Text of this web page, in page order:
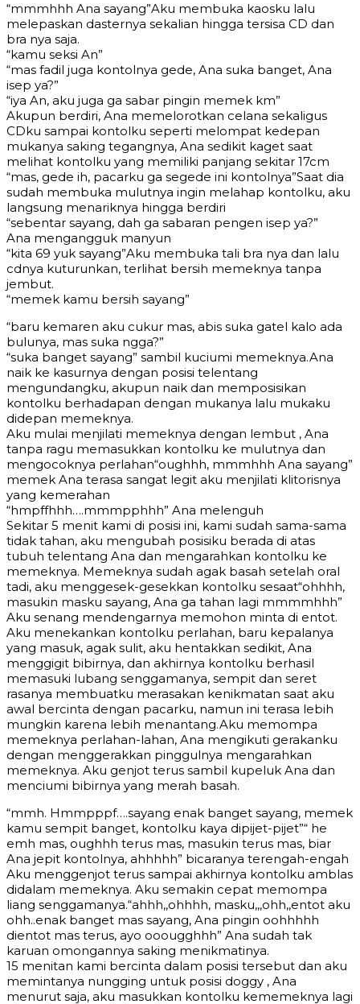
“mmmhhh Ana sayang”Aku membuka kaosku lalu
melepaskan dasternya sekalian hingga tersisa CD dan
bra nya saja.
“kamu seksi An”
“mas fadil juga kontolnya gede, Ana suka banget, Ana
isep ya?”
“iya An, aku juga ga sabar pingin memek km”
Akupun berdiri, Ana memelorotkan celana sekaligus
CDku sampai kontolku seperti melompat kedepan
mukanya saking tegangnya, Ana sedikit kaget saat
melihat kontolku yang memiliki panjang sekitar 17cm
“mas, gede ih, pacarku ga segede ini kontolnya”Saat dia
sudah membuka mulutnya ingin melahap kontolku, aku
langsung menariknya hingga berdiri
“sebentar sayang, dah ga sabaran pengen isep ya?”
Ana mengangguk manyun
“kita 69 yuk sayang”Aku membuka tali bra nya dan lalu
cdnya kuturunkan, terlihat bersih memeknya tanpa
jembut.
“memek kamu bersih sayang”
“baru kemaren aku cukur mas, abis suka gatel kalo ada
bulunya, mas suka ngga?”
“suka banget sayang” sambil kuciumi memeknya.Ana
naik ke kasurnya dengan posisi telentang
mengundangku, akupun naik dan memposisikan
kontolku berhadapan dengan mukanya lalu mukaku
didepan memeknya.
Aku mulai menjilati memeknya dengan lembut , Ana
tanpa ragu memasukkan kontolku ke mulutnya dan
mengocoknya perlahan“oughhh, mmmhhh Ana sayang”
memek Ana terasa sangat legit aku menjilati klitorisnya
yang kemerahan
“hmpffhhh….mmmpphhh” Ana melenguh
Sekitar 5 menit kami di posisi ini, kami sudah sama-sama
tidak tahan, aku mengubah posisiku berada di atas
tubuh telentang Ana dan mengarahkan kontolku ke
memeknya. Memeknya sudah agak basah setelah oral
tadi, aku menggesek-gesekkan kontolku sesaat“ohhhh,
masukin masku sayang, Ana ga tahan lagi mmmmhhh”
Aku senang mendengarnya memohon minta di entot.
Aku menekankan kontolku perlahan, baru kepalanya
yang masuk, agak sulit, aku hentakkan sedikit, Ana
menggigit bibirnya, dan akhirnya kontolku berhasil
memasuki lubang senggamanya, sempit dan seret
rasanya membuatku merasakan kenikmatan saat aku
awal bercinta dengan pacarku, namun ini terasa lebih
mungkin karena lebih menantang.Aku memompa
memeknya perlahan-lahan, Ana mengikuti gerakanku
dengan menggerakkan pinggulnya mengarahkan
memeknya. Aku genjot terus sambil kupeluk Ana dan
menciumi bibirnya yang merah basah.
“mmh. Hmmpppf….sayang enak banget sayang, memek
kamu sempit banget, kontolku kaya dipijet-pijet”“ he
emh mas, oughhh terus mas, masukin terus mas, biar
Ana jepit kontolnya, ahhhhh” bicaranya terengah-engah
Aku menggenjot terus sampai akhirnya kontolku amblas
didalam memeknya. Aku semakin cepat memompa
liang senggamanya.“ahhh,,ohhhh, masku,,,ohh,,entot aku
ohh..enak banget mas sayang, Ana pingin oohhhhh
dientot mas terus, ayo ooougghhh” Ana sudah tak
karuan omongannya saking menikmatinya.
15 menitan kami bercinta dalam posisi tersebut dan aku
memintanya nungging untuk posisi doggy , Ana
menurut saja, aku masukkan kontolku kememeknya lagi